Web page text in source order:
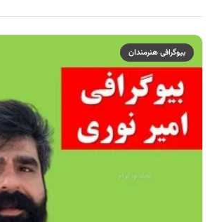
بیوگرافی هنرمندان